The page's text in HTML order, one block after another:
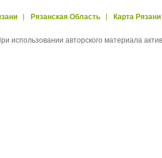
Рязанская Область Карта Рязани
использовании авторского материала